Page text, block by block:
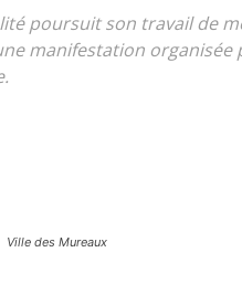
poursuit son travail de
manifestation
Ville des Mureaux